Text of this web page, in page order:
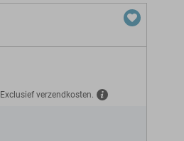
Exclusief verzendkosten.